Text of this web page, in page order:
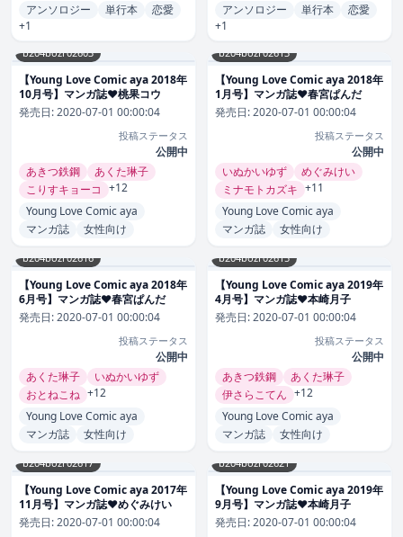
アンソロジー
単行本
恋愛
+1
アンソロジー
単行本
恋愛
+1
b204bozr02603
【Young Love Comic aya 2018年
10月号】マンガ誌❤桃果コウ
発売日:2020-07-01 00:00:04
投稿ステータス
公開中
あきつ鉄鋼
あくた琳子
こりすキョーコ +12
Young Love Comic aya
マンガ誌
女性向け
b204bozr02613
【Young Love Comic aya 2018年
1月号】マンガ誌❤春宮ぱんだ
発売日:2020-07-01 00:00:04
投稿ステータス
公開中
いぬかいゆず
めぐみけい
ミナモトカズキ +11
Young Love Comic aya
マンガ誌
女性向け
b204bozr02616
【Young Love Comic aya 2018年
6月号】マンガ誌❤春宮ぱんだ
発売日:2020-07-01 00:00:04
投稿ステータス
公開中
あくた琳子
いぬかいゆず
おとねこね +12
Young Love Comic aya
マンガ誌
女性向け
b204bozr02615
【Young Love Comic aya 2019年
4月号】マンガ誌❤本崎月子
発売日:2020-07-01 00:00:04
投稿ステータス
公開中
あきつ鉄鋼
あくた琳子
伊さらこてん +12
Young Love Comic aya
マンガ誌
女性向け
b204bozr02617
【Young Love Comic aya 2017年
11月号】マンガ誌❤めぐみけい
発売日:2020-07-01 00:00:04
b204bozr02621
【Young Love Comic aya 2019年
9月号】マンガ誌❤本崎月子
発売日:2020-07-01 00:00:04